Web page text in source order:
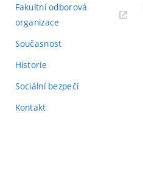
Fakultní odborová
organizace
Současnost
Historie
Sociální bezpečí
Kontakt